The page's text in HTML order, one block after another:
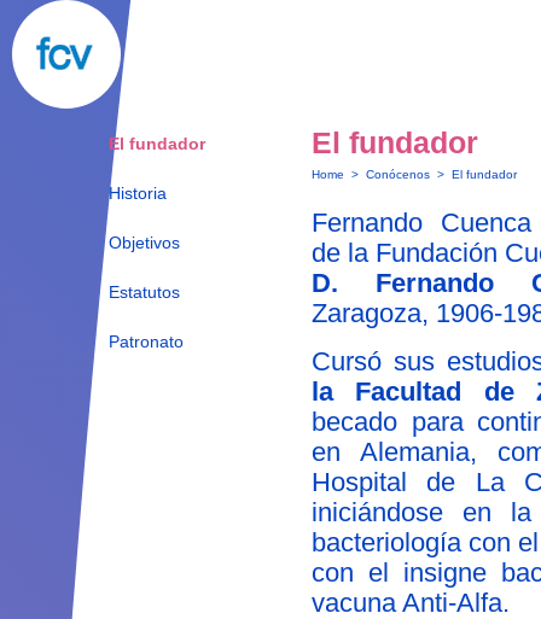
El fundador
Historia
Objetivos
Estatutos
Patronato
El fundador
Home > Conócenos > El fundador
Fernando
de la Fundación
D. Fernando
Zaragoza, 1906-
Cursó sus
la Facultad de
becado para
en Alemania,
Hospital de La
iniciándose en
bacteriología con
con el insigne
vacuna Anti-Alfa.